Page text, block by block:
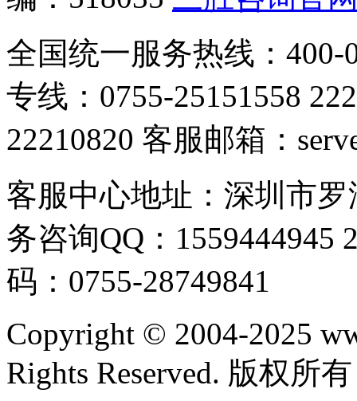
全国统一服务热线：400-
专线：0755-25151558
22210820 客服邮箱：
客服中心地址：深圳市
务咨询QQ：1559444945
码：0755-28749841
Copyright © 2004-2025
Rights Reserved. 版权所